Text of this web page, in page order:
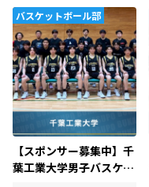
バスケットボール部
【スポンサー募集中】千
葉工業大学男子バスケッ